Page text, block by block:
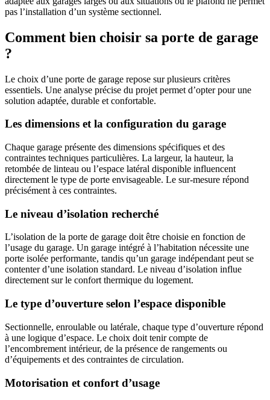
pas l’installation d’un système sectionnel.
Comment bien choisir sa porte de garage
?
Le choix d’une porte de garage repose sur plusieurs critères
essentiels. Une analyse précise du projet permet d’opter pour une
solution adaptée, durable et confortable.
Les dimensions et la configuration du garage
Chaque garage présente des dimensions spécifiques et des
contraintes techniques particulières. La largeur, la hauteur, la
retombée de linteau ou l’espace latéral disponible influencent
directement le type de porte envisageable. Le sur-mesure répond
précisément à ces contraintes.
Le niveau d’isolation recherché
L’isolation de la porte de garage doit être choisie en fonction de
l’usage du garage. Un garage intégré à l’habitation nécessite une
porte isolée performante, tandis qu’un garage indépendant peut se
contenter d’une isolation standard. Le niveau d’isolation influe
directement sur le confort thermique du logement.
Le type d’ouverture selon l’espace disponible
Sectionnelle, enroulable ou latérale, chaque type d’ouverture répond
à une logique d’espace. Le choix doit tenir compte de
l’encombrement intérieur, de la présence de rangements ou
d’équipements et des contraintes de circulation.
Motorisation et confort d’usage